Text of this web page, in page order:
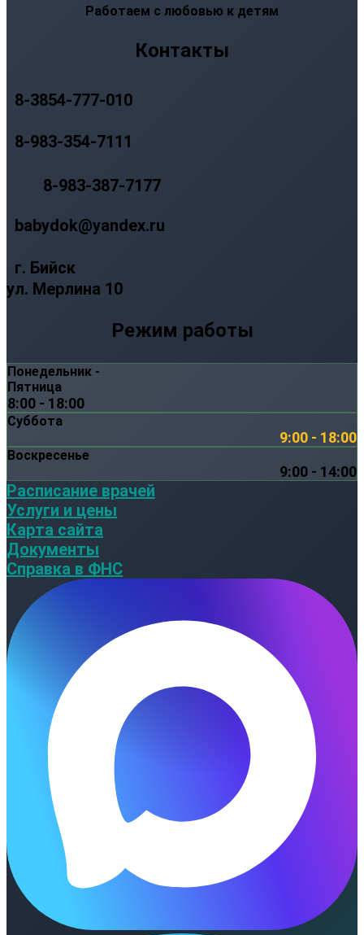
Работаем с любовью к детям
Контакты
8-3854-777-010
8-983-354-7111
8-983-387-7177
babydok@yandex.ru
г. Бийск
ул. Мерлина 10
Режим работы
Понедельник -
Пятница
8:00 - 18:00
Суббота
9:00 - 18:00
Воскресенье
9:00 - 14:00
Расписание врачей
Услуги и цены
Карта сайта
Документы
Справка в ФНС